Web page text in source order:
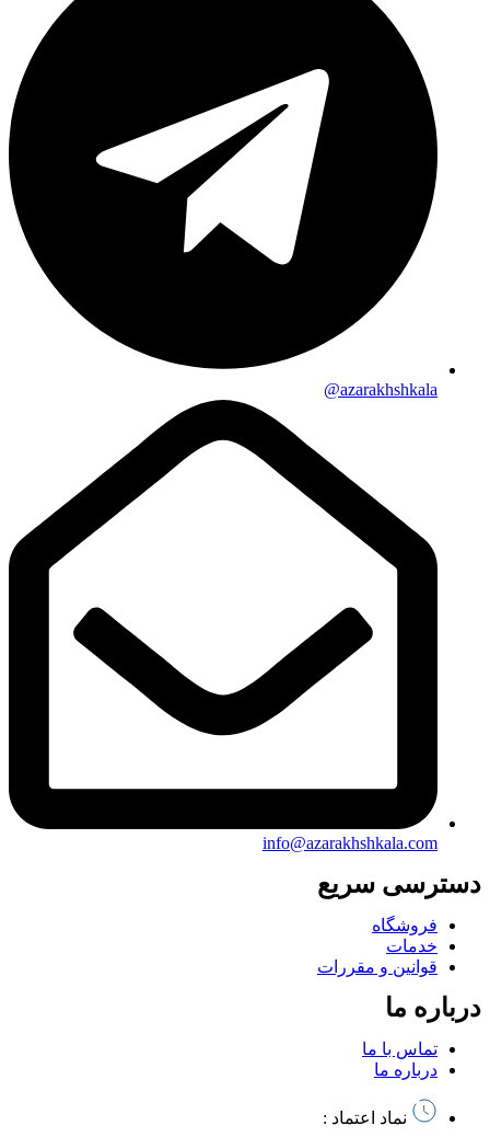
azarakhshkala@
info@azarakhshkala.com
دسترسی سریع
فروشگاه
خدمات
قوانین و مقررات
درباره ما
تماس با ما
درباره ما
نماد اعتماد :